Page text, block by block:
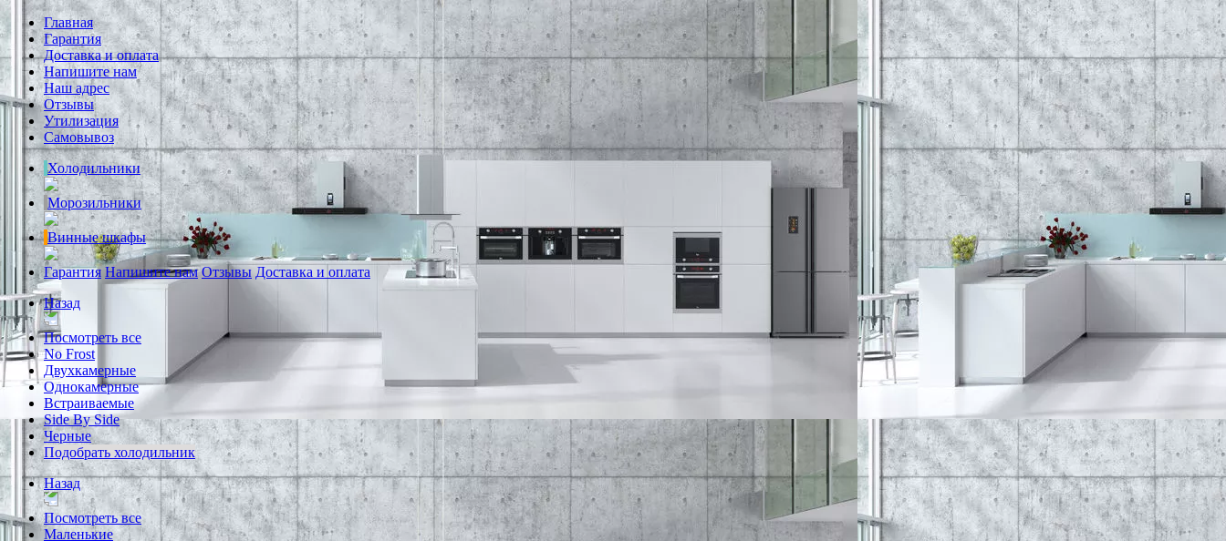
Главная
Гарантия
Доставка и оплата
Напишите нам
Наш адрес
Отзывы
Утилизация
Самовывоз
Холодильники
Морозильники
Винные шкафы
Гарантия Напишите нам Отзывы Доставка и оплата
Назад
Посмотреть все
No Frost
Двухкамерные
Однокамерные
Встраиваемые
Side By Side
Черные
Подобрать холодильник
Назад
Посмотреть все
Маленькие